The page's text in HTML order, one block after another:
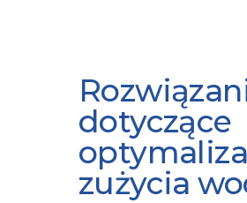
dotyczące
zużycia